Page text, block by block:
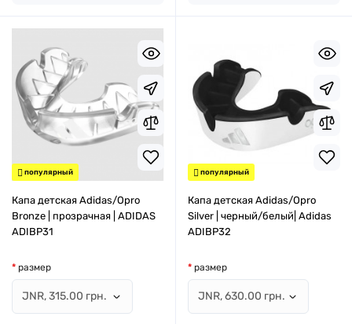
популярный
Капа детская Adidas/Opro
Bronze | прозрачная | ADIDAS
ADIBP31
размер
популярный
Капа детская Adidas/Opro
Silver | черный/белый| Adidas
ADIBP32
размер